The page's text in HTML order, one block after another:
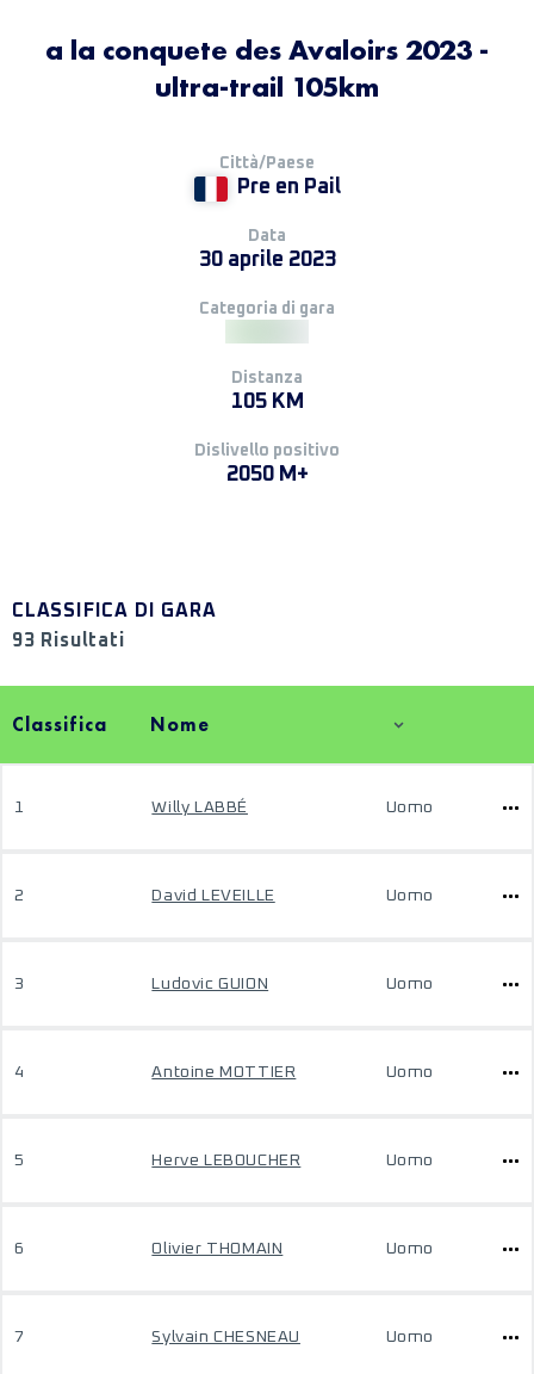
a la conquete des Avaloirs 2023 -
ultra-trail 105km
Città/Paese
Pre en Pail
Data
30 aprile 2023
Categoria di gara
Distanza
105 KM
Dislivello positivo
2050 M+
CLASSIFICA DI GARA
93 Risultati
Classifica Nome
1 Willy LABBÉ Uomo
2 David LEVEILLE Uomo
3 Ludovic GUION Uomo
4 Antoine MOTTIER Uomo
5 Herve LEBOUCHER Uomo
6 Olivier THOMAIN Uomo
7 Sylvain CHESNEAU Uomo